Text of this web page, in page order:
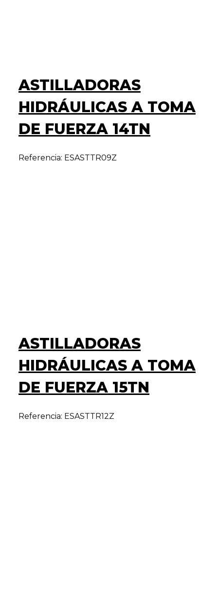
ASTILLADORAS
HIDRÁULICAS A TOMA
DE FUERZA 14TN
Referencia: ESASTTR09Z
ASTILLADORAS
HIDRÁULICAS A TOMA
DE FUERZA 15TN
Referencia: ESASTTR12Z